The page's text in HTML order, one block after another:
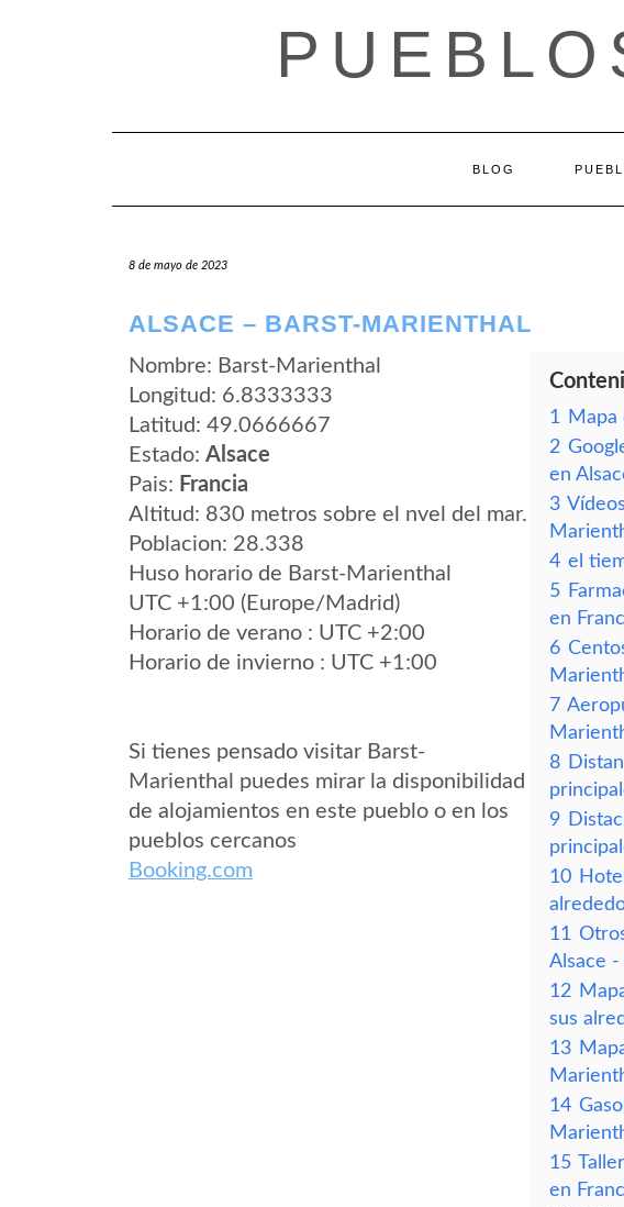
BLOG
8 de mayo de 2023
ALSACE – BARST-MARIENTHAL
Nombre: Barst-Marienthal
Longitud: 6.8333333
Latitud: 49.0666667
Estado: Alsace
Pais: Francia
Altitud: 830 metros sobre el nvel del mar.
Poblacion: 28.338
Huso horario de Barst-Marienthal
UTC +1:00 (Europe/Madrid)
Horario de verano : UTC +2:00
Horario de invierno : UTC +1:00
Si tienes pensado visitar Barst-
Marienthal puedes mirar la disponibilidad
de alojamientos en este pueblo o en los
pueblos cercanos
Booking.com
1
Mapa
2
en
3
4 el
5
en
6
7
8
9
10
11
Alsace -
12
sus
13
14
15
en